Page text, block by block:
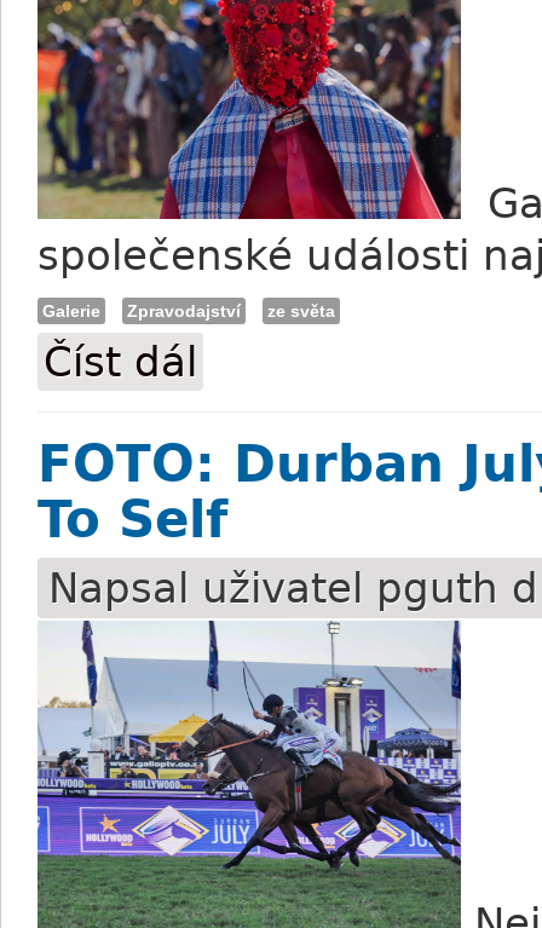
společenské události
Galerie Zpravodajství ze světa
Číst dál
FOTO: Durban
To Self
Napsal uživatel pguth